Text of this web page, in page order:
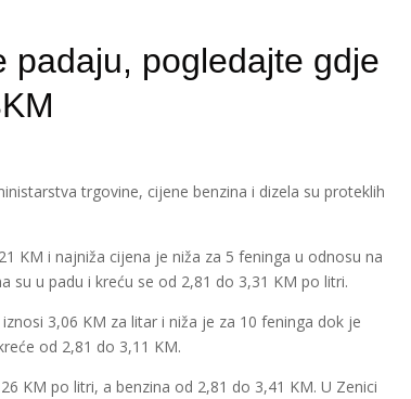
padaju, pogledajte gdje
trgovine, cijene benzina i dizela su proteklih
KM i najniža cijena je niža za 5 feninga u odnosu na
su u padu i kreću se od 2,81 do 3,31 KM po litri.
3,06 KM za litar i niža je za 10 feninga dok je
od 2,81 do 3,11 KM.
KM po litri, a benzina od 2,81 do 3,41 KM. U Zenici